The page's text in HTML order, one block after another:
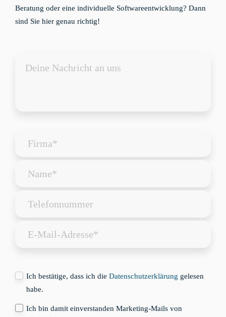
Beratung oder eine individuelle Softwareentwicklung? Dann
sind Sie hier genau richtig!
Ich bestätige, dass ich die Datenschutzerklärung gelesen
habe.
Ich bin damit einverstanden Marketing-Mails von